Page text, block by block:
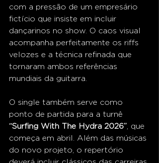
com a pressão de um empresário
fictício que insiste em incluir
dançarinos no show. O caos visual
acompanha perfeitamente os riffs
velozes e a técnica refinada que
tornaram ambos referências
mundiais da guitarra.
O single também serve como
ponto de partida para a turnê
“Surfing With The Hydra 2026” , que
começa em abril. Além das músicas
do novo projeto, o repertório